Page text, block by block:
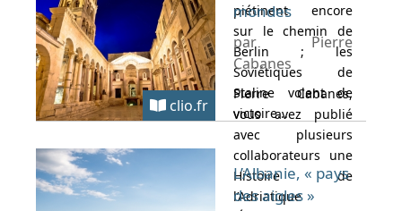
piétinent encore
sur le chemin de
Berlin ; les
Soviétiques de
Staline volent de
victoire...
clio.fr
mondes
par Pierre
Cabanes
Pierre Cabanes,
vous avez publié
avec plusieurs
collaborateurs une
Histoire de
l’Adriatique
L’Albanie, « pays
des aigles »